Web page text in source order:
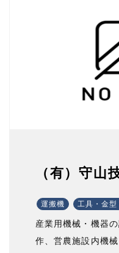
（有）守山
運搬機 工具・金型
産業用機械・機器
作、営農施設内機